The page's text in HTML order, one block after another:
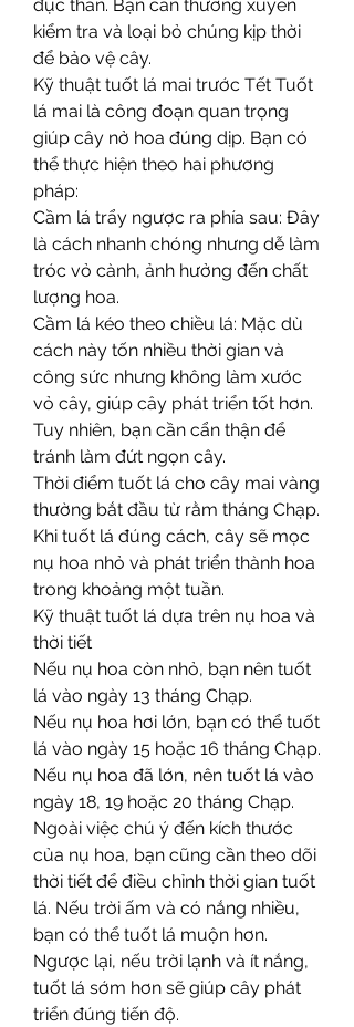
đục thân. Bạn cần thường xuyên
kiểm tra và loại bỏ chúng kịp thời
để bảo vệ cây.
Kỹ thuật tuốt lá mai trước Tết Tuốt
lá mai là công đoạn quan trọng
giúp cây nở hoa đúng dịp. Bạn có
thể thực hiện theo hai phương
pháp:
Cầm lá trẩy ngược ra phía sau: Đây
là cách nhanh chóng nhưng dễ làm
tróc vỏ cành, ảnh hưởng đến chất
lượng hoa.
Cầm lá kéo theo chiều lá: Mặc dù
cách này tốn nhiều thời gian và
công sức nhưng không làm xước
vỏ cây, giúp cây phát triển tốt hơn.
Tuy nhiên, bạn cần cẩn thận để
tránh làm đứt ngọn cây.
Thời điểm tuốt lá cho cây mai vàng
thường bắt đầu từ rằm tháng Chạp.
Khi tuốt lá đúng cách, cây sẽ mọc
nụ hoa nhỏ và phát triển thành hoa
trong khoảng một tuần.
Kỹ thuật tuốt lá dựa trên nụ hoa và
thời tiết
Nếu nụ hoa còn nhỏ, bạn nên tuốt
lá vào ngày 13 tháng Chạp.
Nếu nụ hoa hơi lớn, bạn có thể tuốt
lá vào ngày 15 hoặc 16 tháng Chạp.
Nếu nụ hoa đã lớn, nên tuốt lá vào
ngày 18, 19 hoặc 20 tháng Chạp.
Ngoài việc chú ý đến kích thước
của nụ hoa, bạn cũng cần theo dõi
thời tiết để điều chỉnh thời gian tuốt
lá. Nếu trời ấm và có nắng nhiều,
bạn có thể tuốt lá muộn hơn.
Ngược lại, nếu trời lạnh và ít nắng,
tuốt lá sớm hơn sẽ giúp cây phát
triển đúng tiến độ.